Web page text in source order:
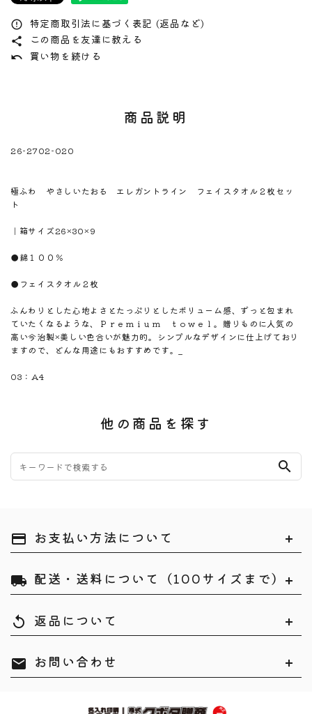
error_outline 特定商取引法に基づく表記 (返品など)
share この商品を友達に教える
undo 買い物を続ける
商品説明
26-2702-020
極ふわ やさしいたおる エレガントライン フェイスタオル２枚セッ
ト
｜箱サイズ26×30×9
●綿１００％
●フェイスタオル２枚
ふんわりとした心地よさとたっぷりとしたボリューム感、ずっと包まれ
ていたくなるような、Ｐｒｅｍｉｕｍ ｔｏｗｅｌ。贈りものに人気の
高い今治製×美しい色合いが魅力的。シンプルなデザインに仕上げており
ますので、どんな用途にもおすすめです。_
03：A4
他の商品を探す
search
payment お支払い方法について
local_shipping 配送・送料について（100サイズまで）
replay 返品について
mail お問い合わせ